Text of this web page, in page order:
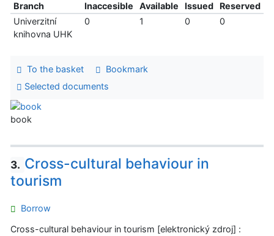
Branch
Inaccesible Available Issued
Reserved
Univerzitní
knihovna UHK
0 1 0 0
To the basket
Bookmark
Selected documents
book
3. Cross-cultural behaviour in
tourism
Borrow
Cross-cultural behaviour in tourism [elektronický zdroj] :